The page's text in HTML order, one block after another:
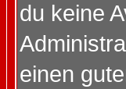
du keine
einen